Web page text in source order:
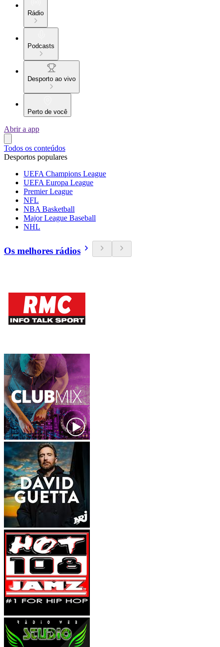
Rádio
Podcasts
Desporto ao vivo
Perto de você
Abrir a app
Todos os conteúdos
Desportos populares
UEFA Champions League
UEFA Europa League
Premier League
NFL
NBA Basketball
Major League Baseball
NHL
Os melhores rádios